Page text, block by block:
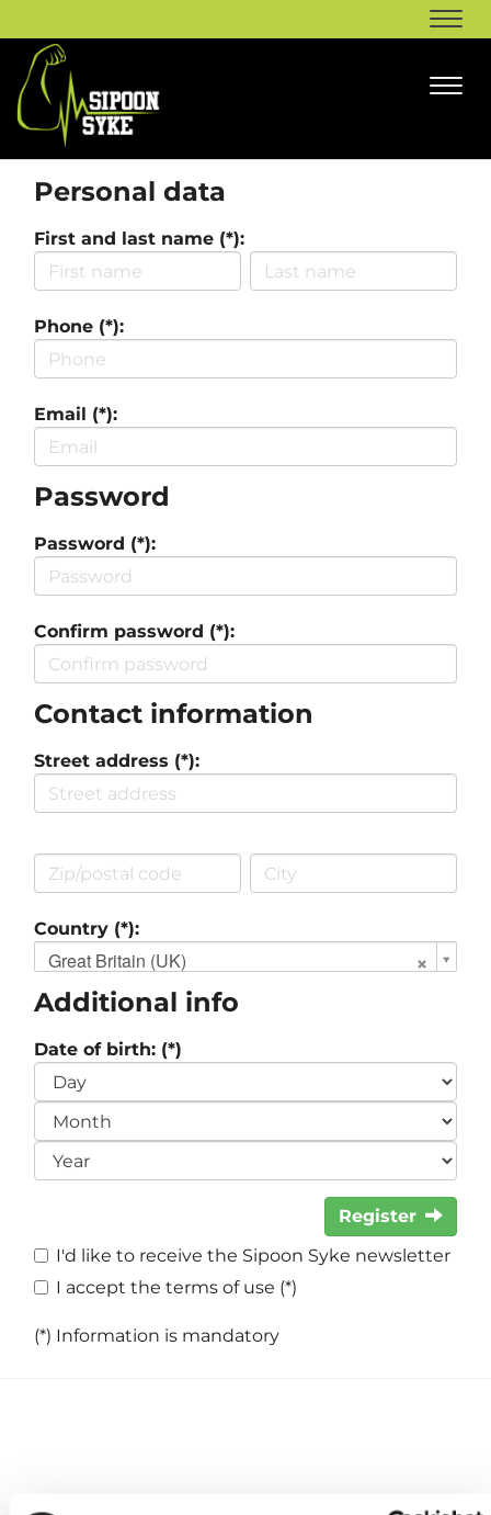
Personal data
First and last name (*):
Phone (*):
Email (*):
Password
Password (*):
Confirm password (*):
Contact information
Street address (*):
Country (*):
Great Britain (UK)
Additional info
Date of birth: (*)
Register
I'd like to receive the Sipoon Syke newsletter
I accept the terms of use (*)
(*) Information is mandatory